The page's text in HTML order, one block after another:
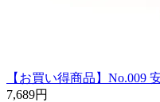
【お買い得商品】No.009
7,689円